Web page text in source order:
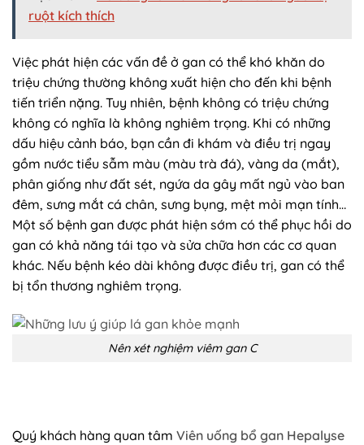
ruột kích thích
Việc phát hiện các vấn đề ở gan có thể khó khăn do
triệu chứng thường không xuất hiện cho đến khi bệnh
tiến triển nặng. Tuy nhiên, bệnh không có triệu chứng
không có nghĩa là không nghiêm trọng. Khi có những
dấu hiệu cảnh báo, bạn cần đi khám và điều trị ngay
gồm nước tiểu sẫm màu (màu trà đá), vàng da (mắt),
phân giống như đất sét, ngứa da gây mất ngủ vào ban
đêm, sưng mắt cá chân, sưng bụng, mệt mỏi mạn tính…
Một số bệnh gan được phát hiện sớm có thể phục hồi do
gan có khả năng tái tạo và sửa chữa hơn các cơ quan
khác. Nếu bệnh kéo dài không được điều trị, gan có thể
bị tổn thương nghiêm trọng.
Nên xét nghiệm viêm gan C
Quý khách hàng quan tâm Viên uống bổ gan Hepalyse